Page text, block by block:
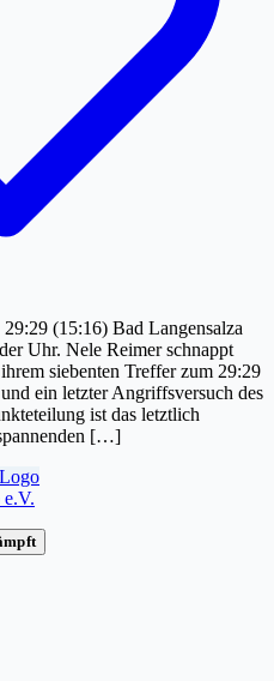
(15:16) Bad Langensalza
Uhr. Nele Reimer schnappt
siebenten Treffer zum 29:29
ein letzter Angriffsversuch des
ist das letztlich
[…]